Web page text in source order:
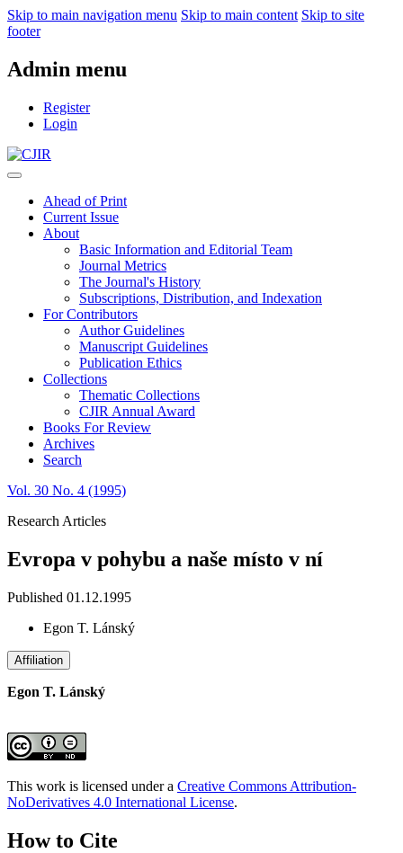
Skip to main navigation menu Skip to main content Skip to site
footer
Admin menu
Register
Login
Ahead of Print
Current Issue
About
Basic Information and Editorial Team
Journal Metrics
The Journal's History
Subscriptions, Distribution, and Indexation
For Contributors
Author Guidelines
Manuscript Guidelines
Publication Ethics
Collections
Thematic Collections
CJIR Annual Award
Books For Review
Archives
Search
Vol. 30 No. 4 (1995)
Research Articles
Evropa v pohybu a naše místo v ní
Published 01.12.1995
Egon T. Lánský
Affiliation
Egon T. Lánský
This work is licensed under a Creative Commons Attribution-
NoDerivatives 4.0 International License.
How to Cite